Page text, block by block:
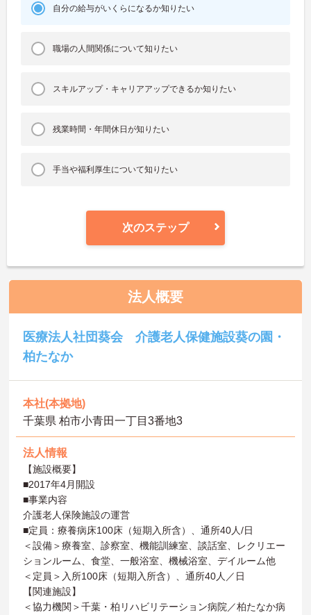
自分の給与がいくらになるか知りたい
職場の人間関係について知りたい
スキルアップ・キャリアアップできるか知りたい
残業時間・年間休日が知りたい
手当や福利厚生について知りたい
次のステップ
法人概要
医療法人社団葵会 介護老人保健施設葵の園・
柏たなか
本社(本拠地)
千葉県 柏市小青田一丁目3番地3
法人情報
【施設概要】
■2017年4月開設
■事業内容
介護老人保険施設の運営
■定員：療養病床100床（短期入所含）、通所40人/日
＜設備＞療養室、診察室、機能訓練室、談話室、レクリエー
ションルーム、食堂、一般浴室、機械浴室、デイルーム他
＜定員＞入所100床（短期入所含）、通所40人／日
【関連施設】
＜協力機関＞千葉・柏リハビリテーション病院／柏たなか病